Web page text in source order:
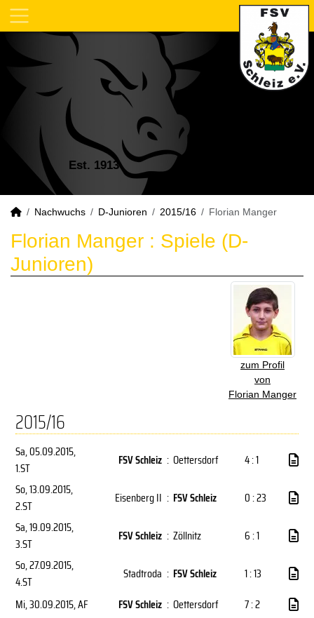
Est. 1913
Nachwuchs D-Junioren 2015/16 Florian Manger
Florian Manger : Spiele (D-
Junioren)
zum Profil
von
Florian Manger
2015/16
Sa, 05.09.2015,
1.ST
FSV Schleiz : Oettersdorf
4 : 1
So, 13.09.2015,
2.ST
Eisenberg II : FSV Schleiz
0 : 23
Sa, 19.09.2015,
3.ST
FSV Schleiz : Zöllnitz
6 : 1
So, 27.09.2015,
4.ST
Stadtroda : FSV Schleiz
1 : 13
Mi, 30.09.2015, AF FSV Schleiz : Oettersdorf
7 : 2